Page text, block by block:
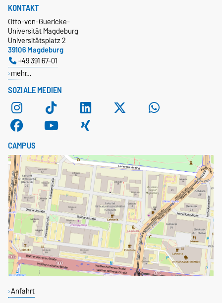
SOZIALE MEDIEN
KONTAKT
Otto-von-Guericke-
Universität Magdeburg
Universitätsplatz 2
39106 Magdeburg
+49 391 67-01
mehr…
CAMPUS
Anfahrt